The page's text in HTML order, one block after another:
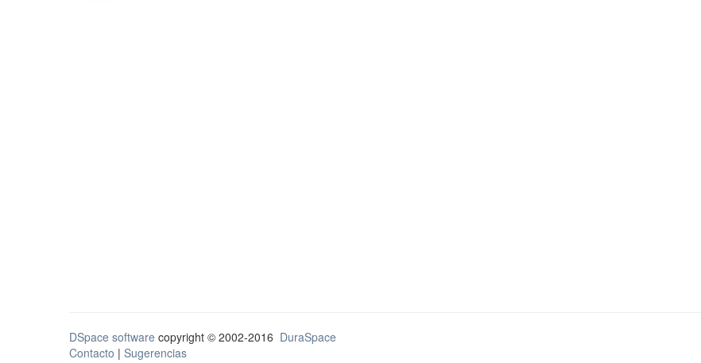
DSpace software copyright © 2002-2016 DuraSpace
Contacto | Sugerencias